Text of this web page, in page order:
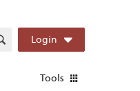
Login
Tools